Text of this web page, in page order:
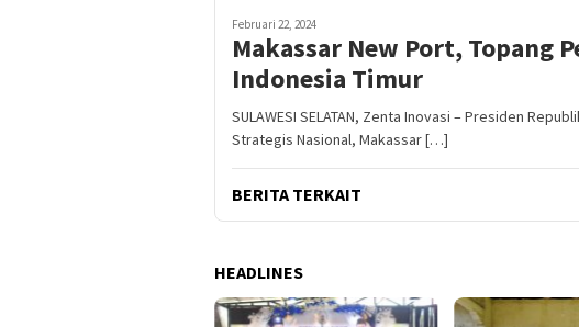
Februari 22, 2024
Makassar New Port, Topang
Indonesia Timur
SULAWESI SELATAN, Zenta Inovasi – Presiden
Strategis Nasional, Makassar […]
BERITA TERKAIT
HEADLINES